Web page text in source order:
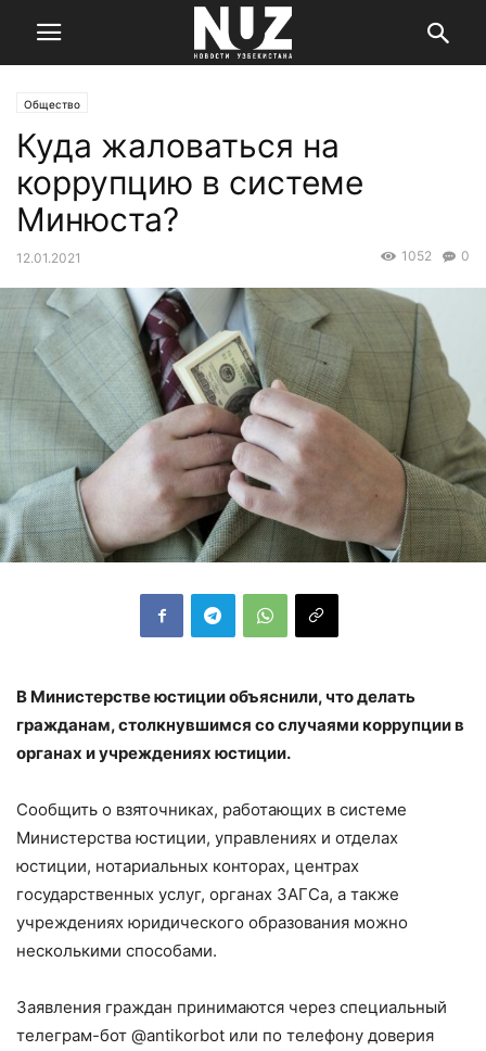
Общество
Куда жаловаться на
коррупцию в системе
Минюста?
12.01.2021 0
1052
В Министерстве юстиции объяснили, что делать
гражданам, столкнувшимся со случаями коррупции в
органах и учреждениях юстиции.
Сообщить о взяточниках, работающих в системе
Министерства юстиции, управлениях и отделах
юстиции, нотариальных конторах, центрах
государственных услуг, органах ЗАГСа, а также
учреждениях юридического образования можно
несколькими способами.
Заявления граждан принимаются через специальный
телеграм-бот @antikorbot или по телефону доверия